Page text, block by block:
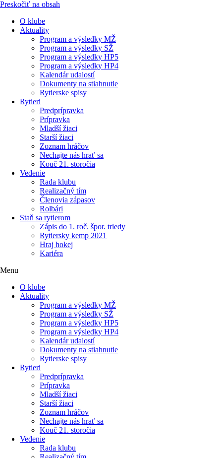
Preskočiť na obsah
O klube
Aktuality
Program a výsledky MŽ
Program a výsledky SŽ
Program a výsledky HP5
Program a výsledky HP4
Kalendár udalostí
Dokumenty na stiahnutie
Rytierske spisy
Rytieri
Predprípravka
Prípravka
Mladší žiaci
Starší žiaci
Zoznam hráčov
Nechajte nás hrať sa
Kouč 21. storočia
Vedenie
Rada klubu
Realizačný tím
Členovia zápasov
Rolbári
Staň sa rytierom
Zápis do 1. roč. špor. triedy
Rytiersky kemp 2021
Hraj hokej
Kariéra
Menu
O klube
Aktuality
Program a výsledky MŽ
Program a výsledky SŽ
Program a výsledky HP5
Program a výsledky HP4
Kalendár udalostí
Dokumenty na stiahnutie
Rytierske spisy
Rytieri
Predprípravka
Prípravka
Mladší žiaci
Starší žiaci
Zoznam hráčov
Nechajte nás hrať sa
Kouč 21. storočia
Vedenie
Rada klubu